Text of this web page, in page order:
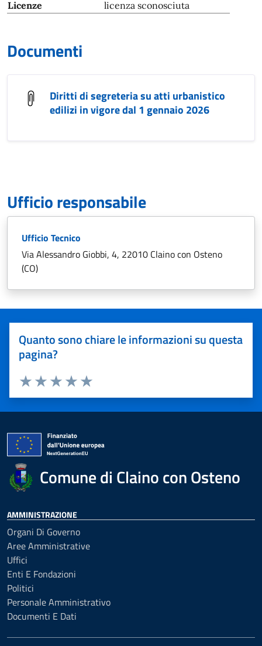
Licenze licenza sconosciuta
Documenti
Diritti di segreteria su atti urbanistico
edilizi in vigore dal 1 gennaio 2026
Ufficio responsabile
Ufficio Tecnico
Via Alessandro Giobbi, 4, 22010 Claino con Osteno
(CO)
Quanto sono chiare le informazioni su questa
pagina?
Valuta 5 stelle su 5
Valuta 4 stelle su 5
Valuta 3 stelle su 5
Valuta 2 stelle su 5
Valuta 1 stelle su 5
Comune di Claino con Osteno
AMMINISTRAZIONE
Organi Di Governo
Aree Amministrative
Uffici
Enti E Fondazioni
Politici
Personale Amministrativo
Documenti E Dati